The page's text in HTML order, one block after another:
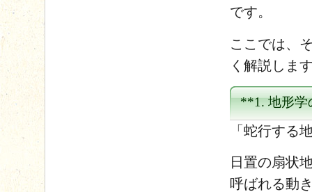
です。
ここでは、
く解説しま
**1. 地形学
「蛇行する
日置の扇状
呼ばれる動